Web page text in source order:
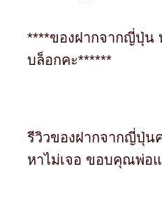
****ของฝากจากญี่ปุ่น
บล็อกคะ******
รีวิวของฝากจากญี่ปุ่น
หาไม่เจอ ขอบคุณพ่อ